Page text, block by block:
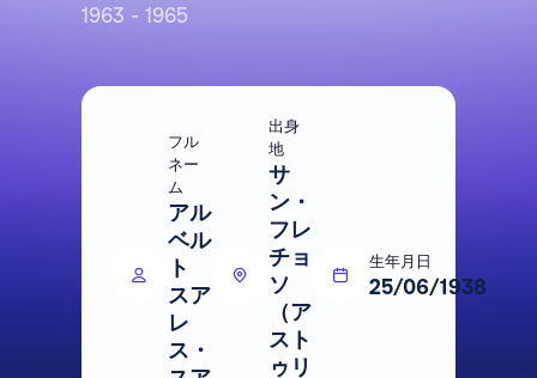
1963 - 1965
フル
ネー
ム
アル
ベル
ト
スア
レ
ス・
出身
地
サ
ン・
フレ
チョ
ソ
（ア
スト
ゥリ
生年月日
25/06/1938